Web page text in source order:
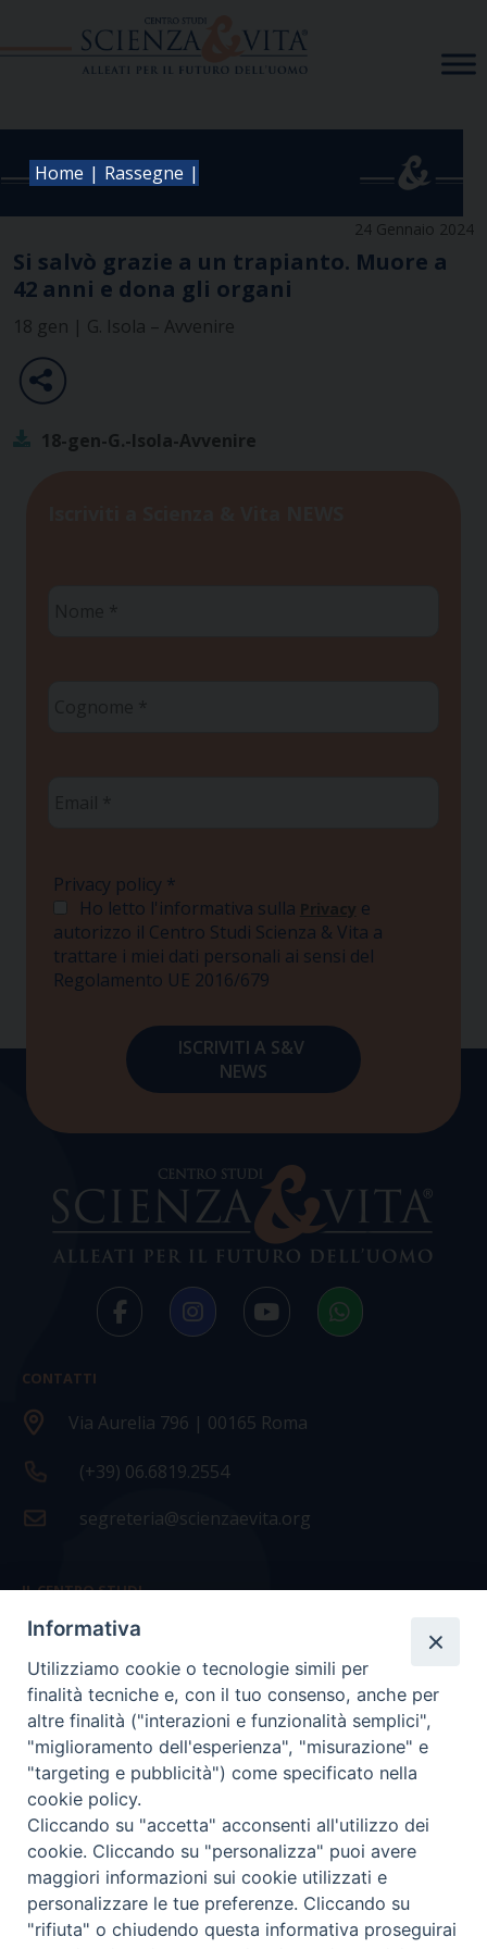
Home | Rassegne |
24 Gennaio 2024
Si salvò grazie a un trapianto. Muore a
42 anni e dona gli organi
18 gen | G. Isola – Avvenire
18-gen-G.-Isola-Avvenire
Privacy policy *
Ho letto l'informativa sulla Privacy e
autorizzo il Centro Studi Scienza & Vita a
trattare i miei dati personali ai sensi del
Regolamento UE 2016/679
CONTATTI
Via Aurelia 796 | 00165 Roma
(+39) 06.6819.2554
segreteria@scienzaevita.org
IL CENTRO STUDI
La nostra storia
Statuto
Presidenza e ufficio presidenza
Consiglio scientifico
Coordinamento nazionale
COPYRIGHT Scienza & Vita - C.F96600690588- Tutti i
Informativa
Utilizziamo cookie o tecnologie simili per
finalità tecniche e, con il tuo consenso, anche per
altre finalità ("interazioni e funzionalità semplici",
"miglioramento dell'esperienza", "misurazione" e
"targeting e pubblicità") come specificato nella
cookie policy.
Cliccando su "accetta" acconsenti all'utilizzo dei
cookie. Cliccando su "personalizza" puoi avere
maggiori informazioni sui cookie utilizzati e
personalizzare le tue preferenze. Cliccando su
"rifiuta" o chiudendo questa informativa proseguirai